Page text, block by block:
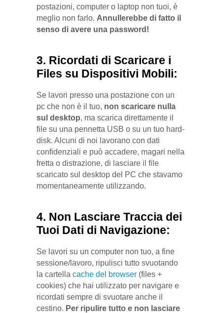
postazioni, computer o laptop non tuoi, è
meglio non farlo. Annullerebbe di fatto il
senso di avere una password!
3. Ricordati di Scaricare i
Files su Dispositivi Mobili:
Se lavori presso una postazione con un
pc che non è il tuo, non scaricare nulla
sul desktop, ma scarica direttamente il
file su una pennetta USB o su un tuo hard-
disk. Alcuni di noi lavorano con dati
confidenziali e può accadere, magari nella
fretta o distrazione, di lasciare il file
scaricato sul desktop del PC che stavamo
momentaneamente utilizzando.
4. Non Lasciare Traccia dei
Tuoi Dati di Navigazione:
Se lavori su un computer non tuo, a fine
sessione/lavoro, ripulisci tutto svuotando
la cartella cache del browser (files +
cookies) che hai utilizzato per navigare e
ricordati sempre di svuotare anche il
cestino. Per ripulire tutto e non lasciare